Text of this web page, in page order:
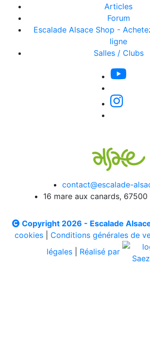
Articles
Forum
Escalade Alsace Shop -
ligne
Salles / Clubs
contact@escalade-
16 mare aux canards, 67500
Copyright 2026 - Escalade
cookies| Conditions générales de
légales
Réalisé par